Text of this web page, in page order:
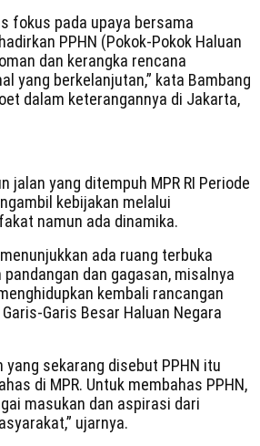
fokus pada upaya bersama
PPHN (Pokok-Pokok Haluan
dan kerangka rencana
yang berkelanjutan,” kata Bambang
dalam keterangannya di Jakarta,
jalan yang ditempuh MPR RI Periode
kebijakan melalui
namun ada dinamika.
ada ruang terbuka
dan gagasan, misalnya
kembali rancangan
Garis Besar Haluan Negara
yang sekarang disebut PPHN itu
di MPR. Untuk membahas PPHN,
masukan dan aspirasi dari
ujarnya.